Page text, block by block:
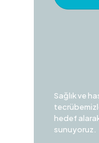
Sağlık ve
hedef
sunuyoruz.